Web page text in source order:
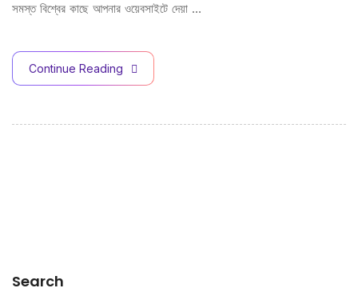
সমস্ত বিশ্বের কাছে আপনার ওয়েবসাইটে দেয়া …
Continue Reading
Search